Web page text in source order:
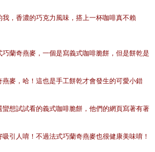
我，香濃的巧克力風味，搭上一杯咖啡真不賴
蘭奇燕麥，一個是寫義式咖啡脆餅，但是餅乾是
麥，哈！這也是手工餅乾才會發生的可愛小錯
想試試看的義式咖啡脆餅，他們的網頁寫著有著
引人唷！不過法式巧蘭奇燕麥也很健康美味唷！